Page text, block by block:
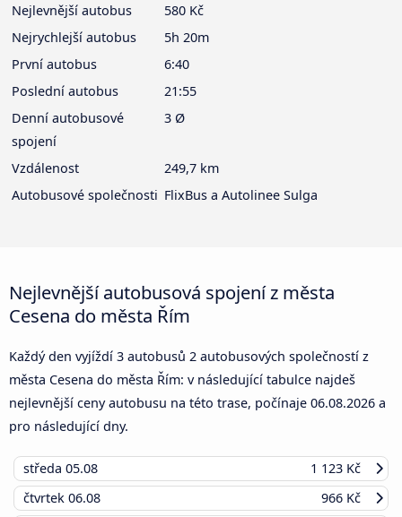
Nejlevnější autobus
580 Kč
Nejrychlejší autobus
5h 20m
První autobus
6:40
Poslední autobus
21:55
Denní autobusové
spojení
3 Ø
Vzdálenost
249,7 km
Autobusové společnosti FlixBus a Autolinee Sulga
Nejlevnější autobusová spojení z města
Cesena do města Řím
Každý den vyjíždí 3 autobusů 2 autobusových společností z
města Cesena do města Řím: v následující tabulce najdeš
nejlevnější ceny autobusu na této trase, počínaje 06.08.2026 a
pro následující dny.
středa 05.08
1 123 Kč
čtvrtek 06.08
966 Kč